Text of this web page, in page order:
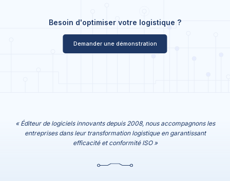
Besoin d'optimiser votre logistique ?
Demander une démonstration
« Éditeur de logiciels innovants depuis 2008, nous accompagnons les
entreprises dans leur transformation logistique en garantissant
efficacité et conformité ISO »